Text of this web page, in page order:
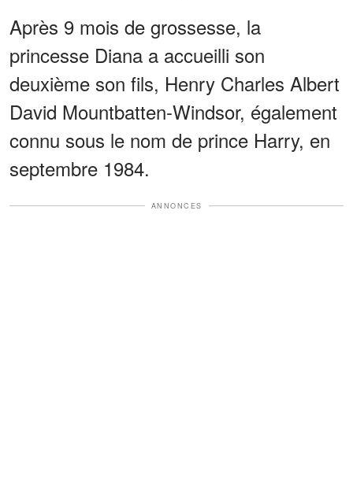
Après 9 mois de grossesse, la
princesse Diana a accueilli son
deuxième son fils, Henry Charles Albert
David Mountbatten-Windsor, également
connu sous le nom de prince Harry, en
septembre 1984.
ANNONCES